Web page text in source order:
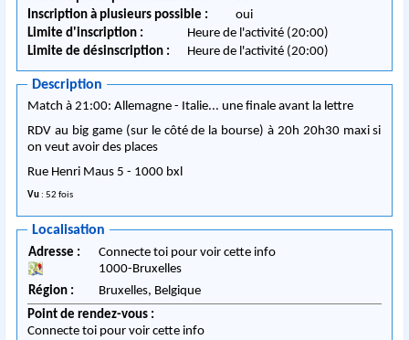
Inscription à plusieurs possible :
oui
Limite d'inscription :
Heure de l'activité (20:00)
Limite de désinscription :
Heure de l'activité (20:00)
Description
Match à 21:00: Allemagne - Italie... une finale avant la lettre
RDV au big game (sur le côté de la bourse) à 20h 20h30 maxi si
on veut avoir des places
Rue Henri Maus 5 - 1000 bxl
Vu : 52 fois
Localisation
Adresse :
Connecte toi pour voir cette info
1000-Bruxelles
Région :
Bruxelles, Belgique
Point de rendez-vous :
Connecte toi pour voir cette info